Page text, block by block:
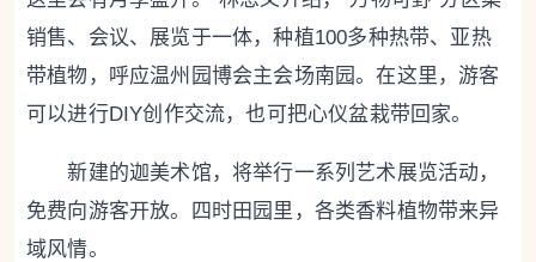
销售、会议、展览于一体，种植100多种热带、亚热
带植物，呼应温州园博会主会场南园。在这里，游客
可以进行DIY创作交流，也可把心仪盆栽带回家。
新建的迦美术馆，将举行一系列艺术展览活动，
免费向游客开放。四时田园里，各类香料植物带来异
域风情。